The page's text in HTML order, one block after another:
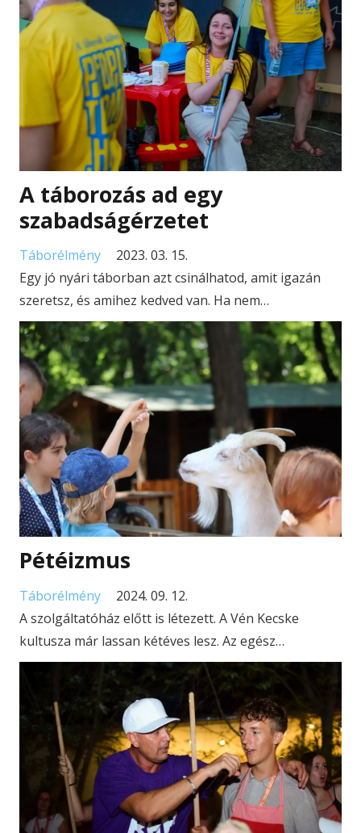
A táborozás ad egy
szabadságérzetet
Táborélmény
2023. 03. 15.
Egy jó nyári táborban azt csinálhatod, amit igazán
szeretsz, és amihez kedved van. Ha nem…
Pétéizmus
Táborélmény
2024. 09. 12.
A szolgáltatóház előtt is létezett. A Vén Kecske
kultusza már lassan kétéves lesz. Az egész…